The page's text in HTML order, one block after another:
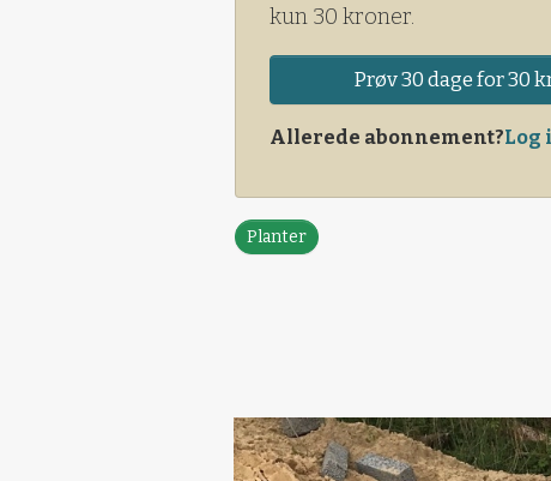
kun 30 kroner.
Prøv 30 dage for 30
Allerede abonnement?Log
Planter